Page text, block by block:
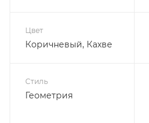
Цвет
Коричневый, Кахве
Стиль
Геометрия